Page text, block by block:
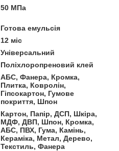
50 МПа
Готова емульсія
12 міс
Універсальний
Поліхлоропреновий клей
АБС, Фанера, Кромка,
Плитка, Ковролін,
Гіпсокартон, Гумове
покриття, Шпон
Картон, Папір, ДСП, Шкіра,
МДФ, ДВП, Шпон, Кромка,
АБС, ПВХ, Гума, Камінь,
Кераміка, Метал, Дерево,
Текстиль, Фанера